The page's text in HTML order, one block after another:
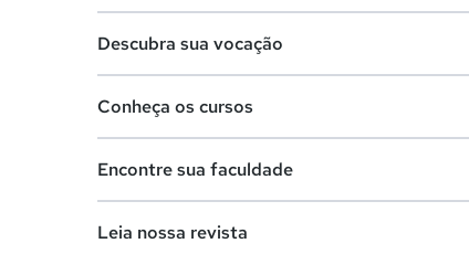
Descubra sua vocação
Lista de profissões
Conheça os cursos
Cursos de graduação
Encontre sua faculdade
Leia nossa revista